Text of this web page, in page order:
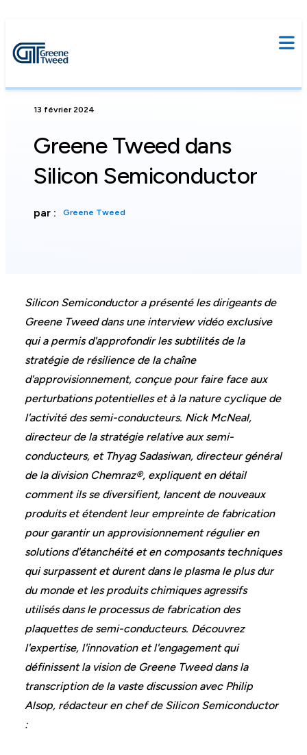
13 février 2024
Greene Tweed dans
Silicon Semiconductor
par : Greene Tweed
Silicon Semiconductor a présenté les dirigeants de
Greene Tweed dans une interview vidéo exclusive
qui a permis d'approfondir les subtilités de la
stratégie de résilience de la chaîne
d'approvisionnement, conçue pour faire face aux
perturbations potentielles et à la nature cyclique de
l'activité des semi-conducteurs. Nick McNeal,
directeur de la stratégie relative aux semi-
conducteurs, et Thyag Sadasiwan, directeur général
de la division Chemraz®, expliquent en détail
comment ils se diversifient, lancent de nouveaux
produits et étendent leur empreinte de fabrication
pour garantir un approvisionnement régulier en
solutions d'étanchéité et en composants techniques
qui surpassent et durent dans le plasma le plus dur
du monde et les produits chimiques agressifs
utilisés dans le processus de fabrication des
plaquettes de semi-conducteurs. Découvrez
l'expertise, l'innovation et l'engagement qui
définissent la vision de Greene Tweed dans la
transcription de la vaste discussion avec Philip
Alsop, rédacteur en chef de Silicon Semiconductor
: